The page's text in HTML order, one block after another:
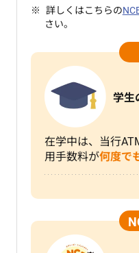
詳しくはこちらの
さい。
学生
在学中は、当行
用手数料が何度で